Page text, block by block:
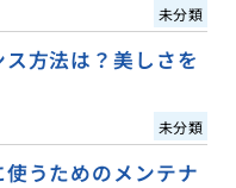
未分類
方法は？美しさを
未分類
うためのメンテナ